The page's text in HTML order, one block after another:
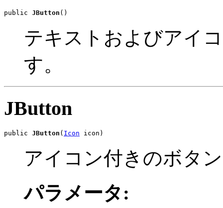
public JButton ()
テキストおよびアイ
す。
JButton
public JButton ( Icon icon)
アイコン付きのボタ
パラメータ: